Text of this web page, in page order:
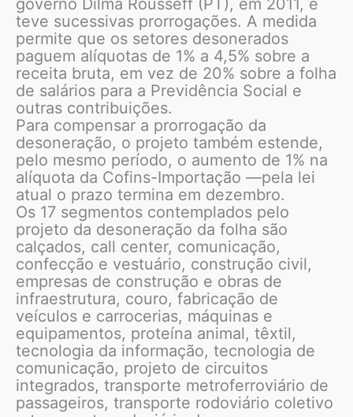
governo Dilma Rousseff (PT), em 2011, e
teve sucessivas prorrogações. A medida
permite que os setores desonerados
paguem alíquotas de 1% a 4,5% sobre a
receita bruta, em vez de 20% sobre a folha
de salários para a Previdência Social e
outras contribuições.
Para compensar a prorrogação da
desoneração, o projeto também estende,
pelo mesmo período, o aumento de 1% na
alíquota da Cofins-Importação —pela lei
atual o prazo termina em dezembro.
Os 17 segmentos contemplados pelo
projeto da desoneração da folha são
calçados, call center, comunicação,
confecção e vestuário, construção civil,
empresas de construção e obras de
infraestrutura, couro, fabricação de
veículos e carrocerias, máquinas e
equipamentos, proteína animal, têxtil,
tecnologia da informação, tecnologia de
comunicação, projeto de circuitos
integrados, transporte metroferroviário de
passageiros, transporte rodoviário coletivo